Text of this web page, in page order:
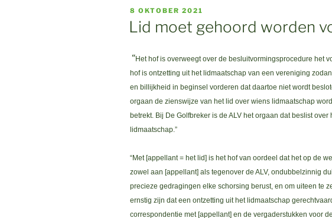
GEPLAATST
OP
8 OKTOBER 2021
Lid moet gehoord worden
“Het hof is overweegt over de besluitvormingsprocedure het
hof is ontzetting uit het lidmaatschap van een vereniging
en billijkheid in beginsel vorderen dat daartoe niet wordt
orgaan de zienswijze van het lid over wiens lidmaatschap
betrekt. Bij De Golfbreker is de ALV het orgaan dat beslist over
lidmaatschap.”
“Met [appellant = het lid] is het hof van oordeel dat het op de
zowel aan [appellant] als tegenover de ALV, ondubbelzinnig
precieze gedragingen elke schorsing berust, en om uiteen te
ernstig zijn dat een ontzetting uit het lidmaatschap
correspondentie met [appellant] en de vergaderstukken voor